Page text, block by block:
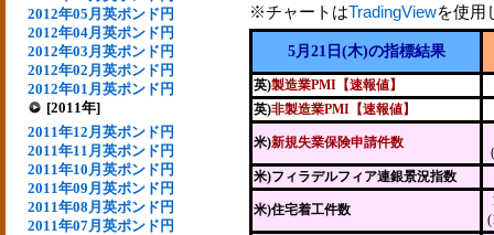
2012年05月英ポンド円
2012年04月英ポンド円
2012年03月英ポンド円
2012年02月英ポンド円
2012年01月英ポンド円
[2011年]
2011年12月英ポンド円
2011年11月英ポンド円
2011年10月英ポンド円
2011年09月英ポンド円
2011年08月英ポンド円
2011年07月英ポンド円
※チャートはTradingViewを使用
5月21日(木)の指標結果
英)製造業PMI【速報値】
英)非製造業PMI【速報値】
米)新規失業保険申請件数
米)フィラデルフィア連銀景況指数
米)住宅着工件数